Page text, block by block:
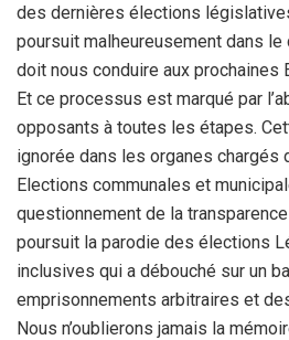
des dernières élections
poursuit malheureusement dans
doit nous conduire aux prochaines
Et ce processus est marqué par
opposants à toutes les étapes.
ignorée dans les organes chargés
Elections communales et
questionnement de la
poursuit la parodie des élections
inclusives qui a débouché sur un
emprisonnements arbitraires et
Nous n’oublierons jamais la